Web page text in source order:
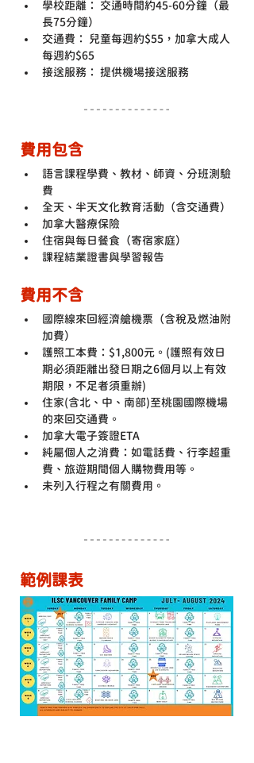
學校距離： 交通時間約45-60分鐘（最
長75分鐘）
交通費： 兒童每週約$55，加拿大成人
每週約$65
接送服務： 提供機場接送服務
費用包含
語言課程學費、教材、師資、分班測驗
費
全天、半天文化教育活動（含交通費）
加拿大醫療保險
住宿與每日餐食（寄宿家庭）
課程結業證書與學習報告
費用不含
國際線來回經濟艙機票（含稅及燃油附
加費）
護照工本費：$1,800元。(護照有效日
期必須距離出發日期之6個月以上有效
期限，不足者須重辦)
住家(含北、中、南部)至桃園國際機場
的來回交通費。
加拿大電子簽證ETA
純屬個人之消費：如電話費、行李超重
費、旅遊期間個人購物費用等。
未列入行程之有關費用。
範例課表